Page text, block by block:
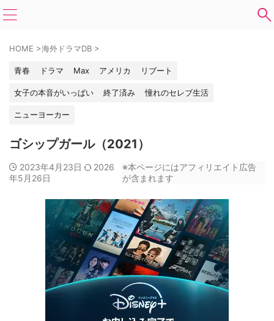
HOME >海外ドラマDB >
青春 ドラマ Max アメリカ リブート
女子の本音がいっぱい 終了済み 憧れのセレブ生活
ニューヨーカー
ゴシップガール（2021）
2023年4月23日
2026
年5月26日
※本ページにはアフィリエイト広告
が含まれます